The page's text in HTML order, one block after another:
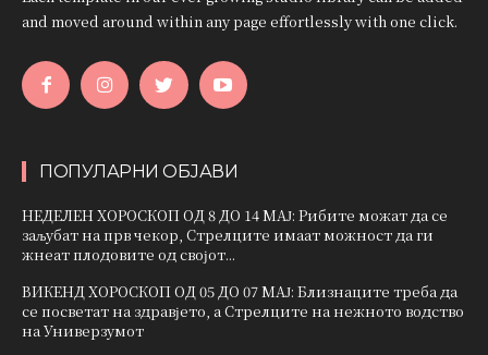
and moved around within any page effortlessly with one click.
ПОПУЛАРНИ ОБЈАВИ
НЕДЕЛЕН ХОРОСКОП ОД 8 ДО 14 МАЈ: Рибите можат да се
заљубат на прв чекор, Стрелците имаат можност да ги
жнеат плодовите од својот...
ВИКЕНД ХОРОСКОП ОД 05 ДО 07 МАЈ: Близнаците треба да
се посветат на здравјето, а Стрелците на нежното водство
на Универзумот